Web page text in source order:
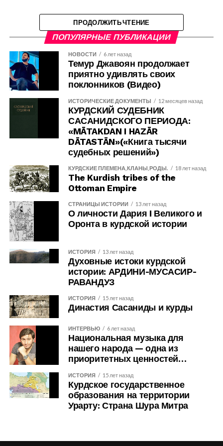
ПРОДОЛЖИТЬ ЧТЕНИЕ
ПОПУЛЯРНЫЕ ПУБЛИКАЦИИ
НОВОСТИ 6 лет назад
Темур Джавоян продолжает
приятно удивлять своих
поклонников (Видео)
ИСТОРИЧЕСКИЕ ДОКУМЕНТЫ 12 месяцев назад
КУРДСКИЙ СУДЕБНИК
САСАНИДСКОГО ПЕРИОДА:
«MĀTAKDAN I HAZĀR
DĀTASTĀN»(«Книга тысячи
судебных решений»)
КУРДСКИЕ ПЛЕМЕНА,КЛАНЫ,РОДЫ. 18 лет назад
The Kurdish tribes of the
Ottoman Empire
СТРАНИЦЫ ИСТОРИИ 13 лет назад
О личности Дария I Великого и
Оронта в курдской истории
ИСТОРИЯ 13 лет назад
Духовные истоки курдской
истории: АРДИНИ-МУСАСИР-
РАВАНДУЗ
ИСТОРИЯ 15 лет назад
Династия Сасаниды и курды
ИНТЕРВЬЮ 6 лет назад
Национальная музыка для
нашего народа — одна из
приоритетных ценностей…
ИСТОРИЯ 15 лет назад
Курдское государственное
образования на территории
Урарту: Страна Шура Митра